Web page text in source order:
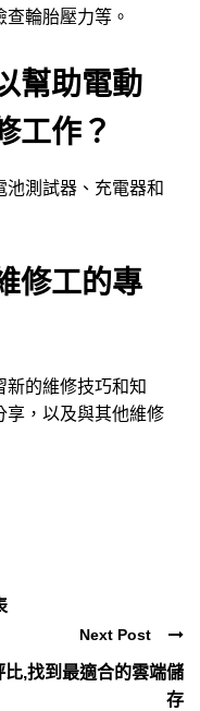
輪胎壓力等。
幫助電動
工作？
測試器、充電器和
修工的專
新的維修技巧和知
享，以及與其他維修
Next Post
,找到最適合的雲端儲
存